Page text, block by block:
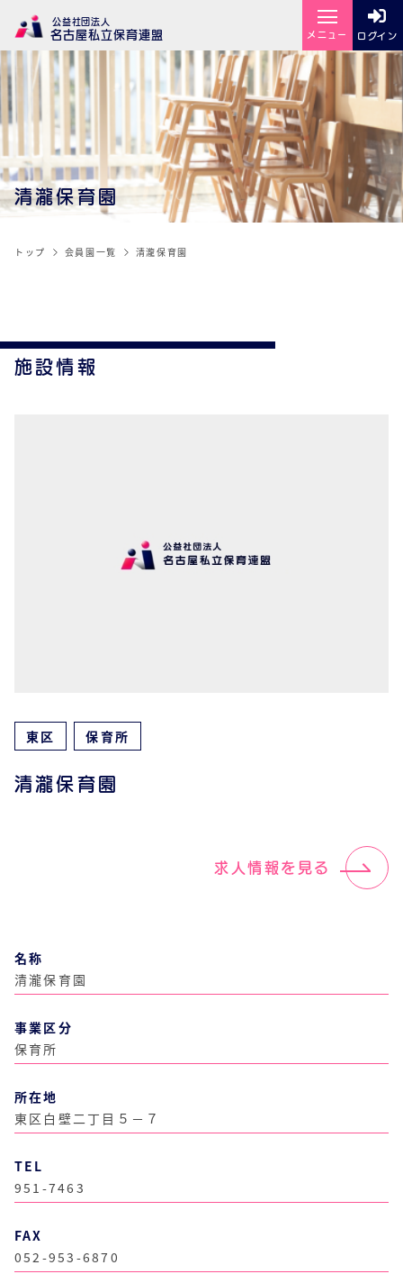
清瀧保育園
名古屋私立保育連盟
公益社団法人
メニュー
ログイン
トップ 会員園一覧 清瀧保育園
施設情報
東区 保育所
清瀧保育園
求人情報を見る
名称
清瀧保育園
事業区分
保育所
所在地
東区白壁二丁目５－７
TEL
951-7463
FAX
052-953-6870